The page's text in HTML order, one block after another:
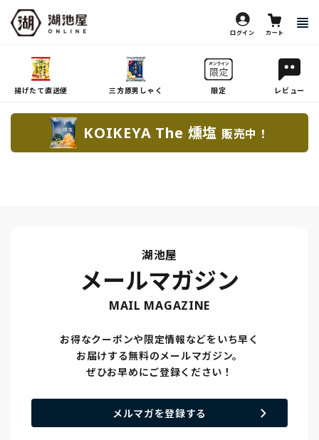
ログイン カート
揚げたて直送便 三方原男しゃく 限定 レビュー
KOIKEYA The 燻塩 販売中！
湖池屋
メールマガジン
MAIL MAGAZINE
お得なクーポンや限定情報などをいち早く
お届けする無料のメールマガジン。
ぜひお早めにご登録ください！
メルマガを登録する